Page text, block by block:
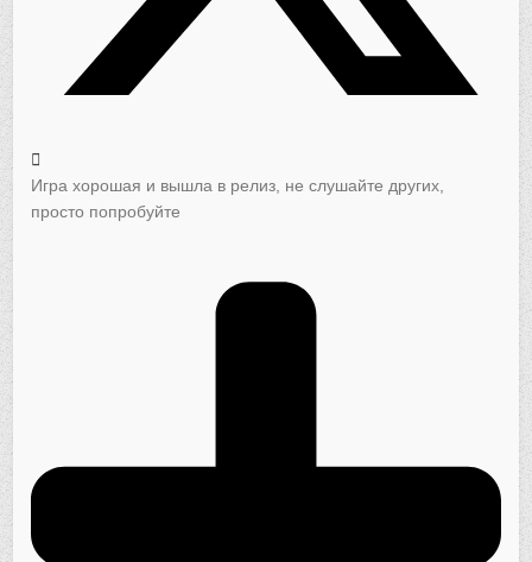
Игра хорошая и вышла в релиз, не слушайте других,
просто попробуйте